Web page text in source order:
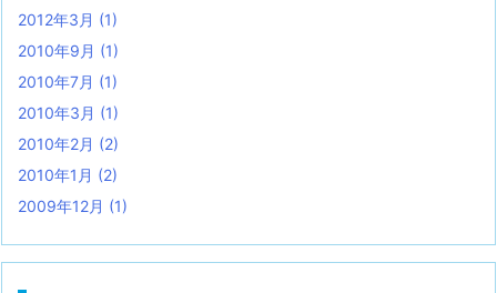
2012年3月 (1)
2010年9月 (1)
2010年7月 (1)
2010年3月 (1)
2010年2月 (2)
2010年1月 (2)
2009年12月 (1)